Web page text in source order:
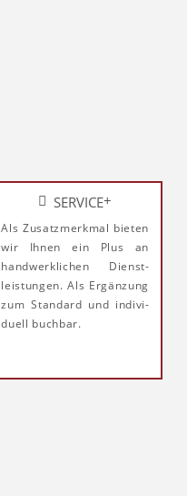
SERVICE+
Als Zu­satz­merk­mal bie­ten
wir Ih­nen ein Plus an
hand­werk­li­chen Dienst­
leis­tun­gen. Als Er­gän­zung
zum Stan­dard und in­di­vi­
du­ell buch­bar.